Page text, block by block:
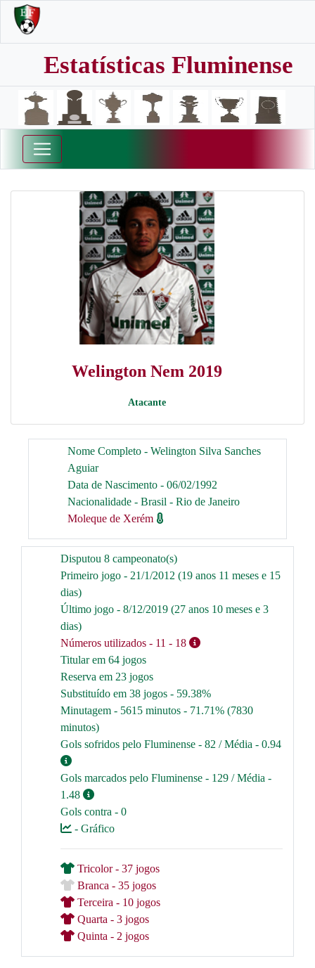
Estatísticas Fluminense
Welington Nem 2019
Atacante
Nome Completo - Welington Silva Sanches
Aguiar
Data de Nascimento - 06/02/1992
Nacionalidade - Brasil - Rio de Janeiro
Moleque de Xerém
Disputou 8 campeonato(s)
Primeiro jogo - 21/1/2012 (19 anos 11 meses e 15
dias)
Último jogo - 8/12/2019 (27 anos 10 meses e 3
dias)
Números utilizados - 11 - 18
Titular em 64 jogos
Reserva em 23 jogos
Substituído em 38 jogos - 59.38%
Minutagem - 5615 minutos - 71.71% (7830
minutos)
Gols sofridos pelo Fluminense - 82 / Média - 0.94
Gols marcados pelo Fluminense - 129 / Média -
1.48
Gols contra - 0
- Gráfico
Tricolor - 37 jogos
Branca - 35 jogos
Terceira - 10 jogos
Quarta - 3 jogos
Quinta - 2 jogos